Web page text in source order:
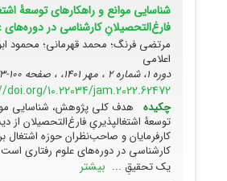
شناسایی موانع و راهکارهای توسعۀ
فارغ‌التحصیلانِ کارشناسی در دوره‌های
مرتضی فرنگ؛ محمد قهرمانی؛ محمود
اعلامی
دوره 1، شماره 2 ، مهر 1401، ، صفحه
100-73
10.22034/jam.2022.62472
چکیده
هدف کلی پژوهش، شناسایی
توسعۀ اشتغالپذیریِ فارغ‌التحصیلان از
کارفرمایان و صاحب‌نظران حوزه اشتغال
کارشناسی در دوره‌های علوم رفتاری
یک تحقیقِ‌ ... بیشتر